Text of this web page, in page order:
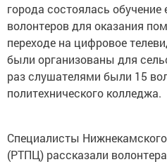
города состоялась
волонтеров для оказания
переходе на цифровое
были организованы для
раз слушателями были 15
политехнического колледжа.
Специалисты
(РТПЦ) рассказали